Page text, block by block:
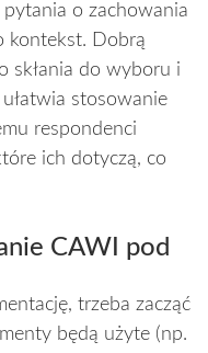
pytania o zachowania
kontekst. Dobrą
skłania do wyboru i
stosowanie
respondenci
ich dotyczą, co
CAWI pod
trzeba zacząć
będą użyte (np.